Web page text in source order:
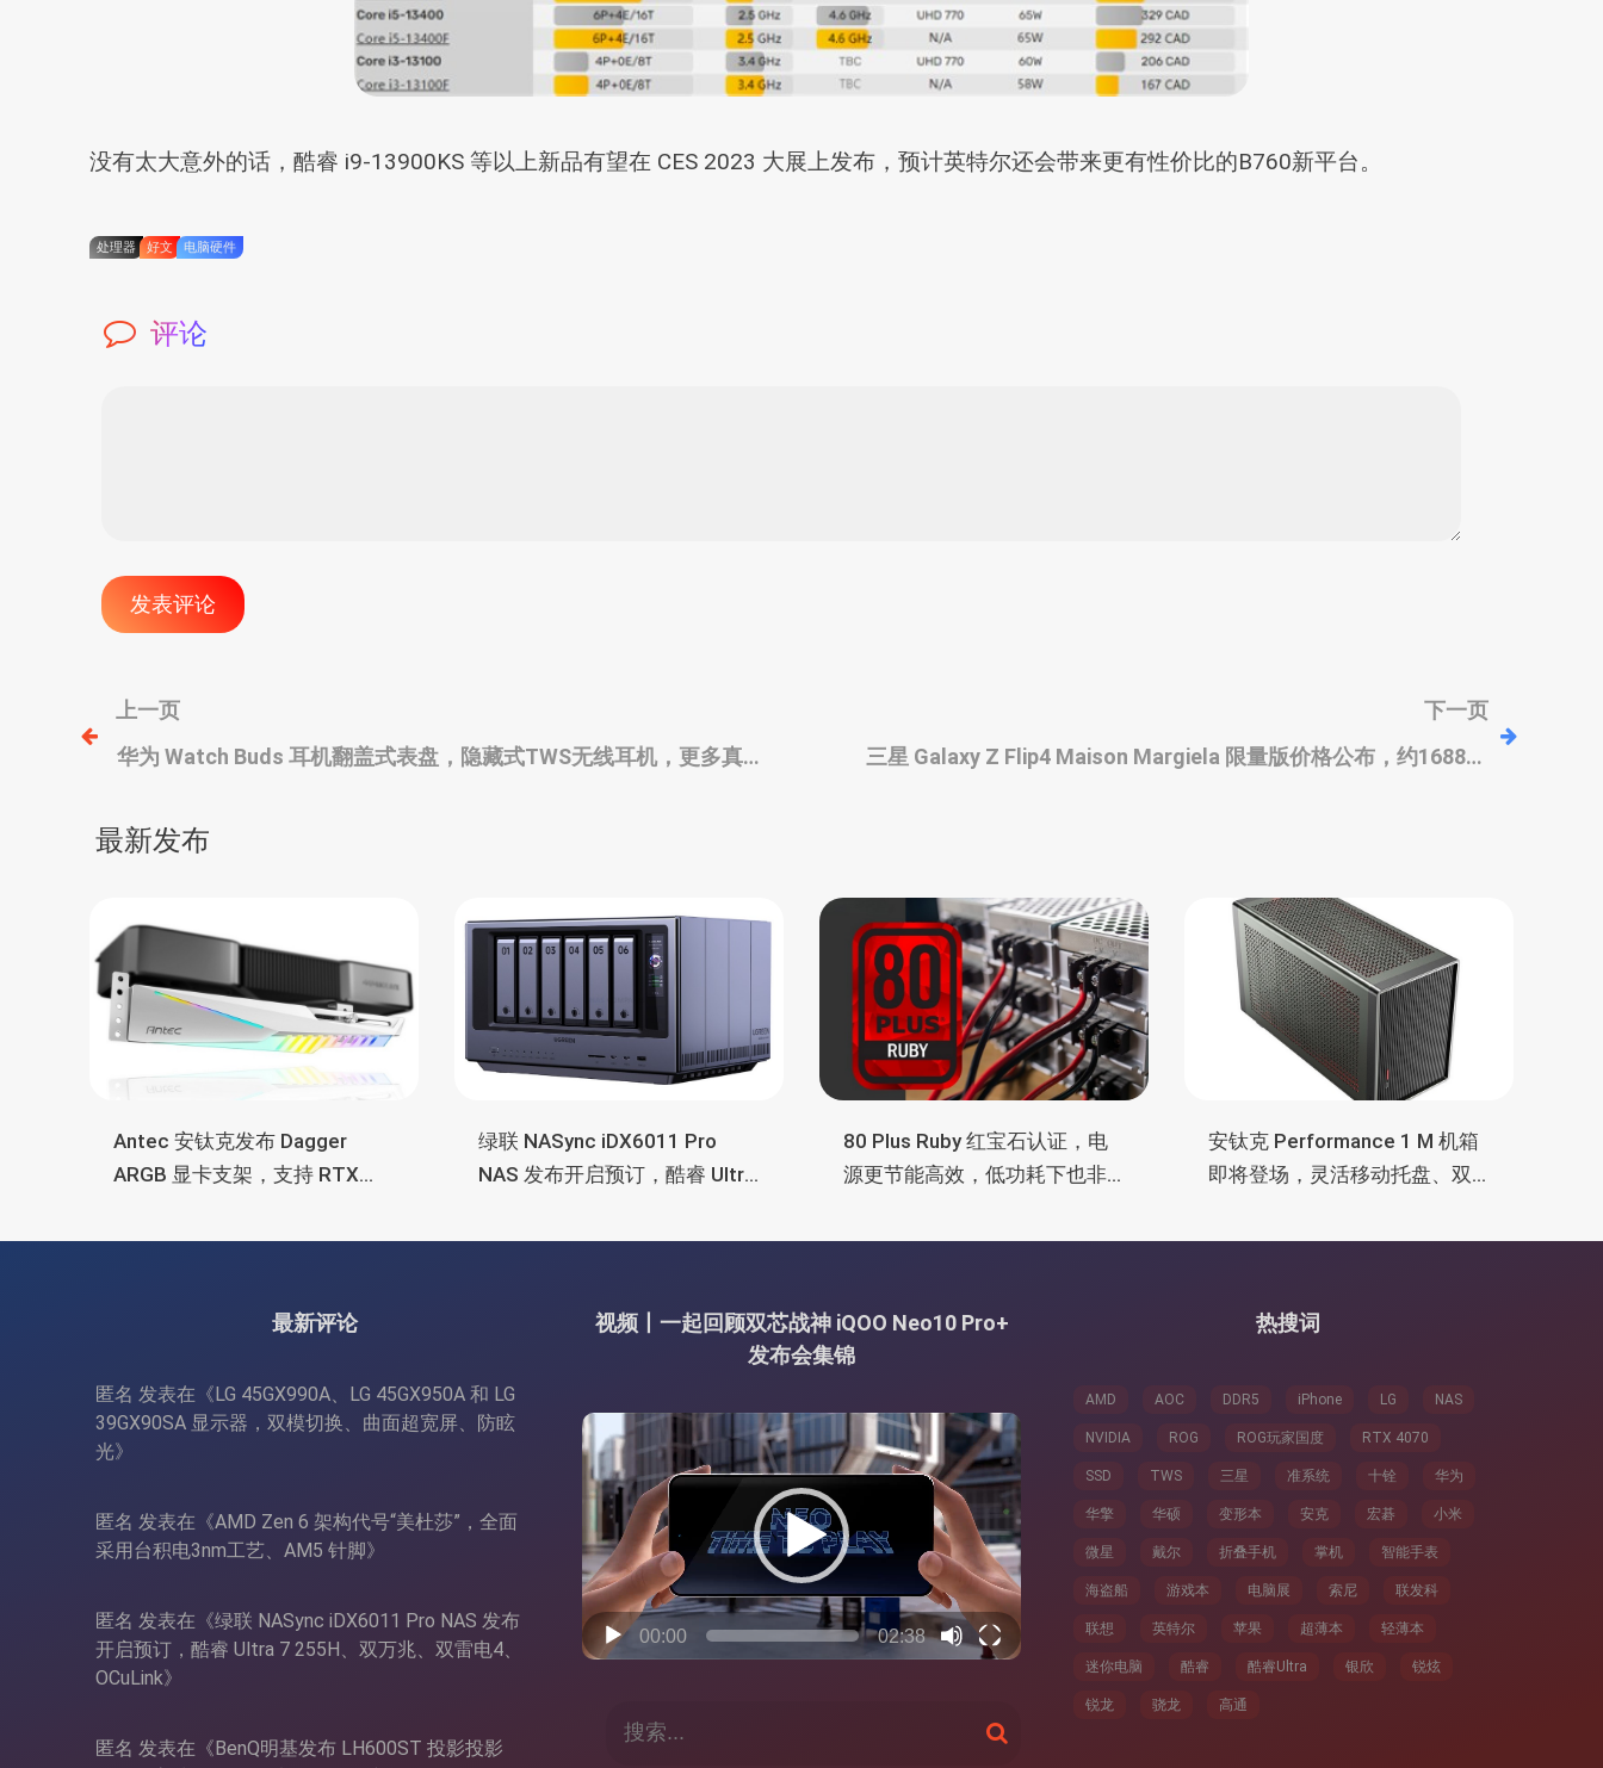
没有太大意外的话，酷睿 i9-13900KS 等以上新品有望在 CES 2023 大展上发布，预计英特尔还会带来更有性价比的B760新平台。
处理器 好文 电脑硬件
评论
文
章
导
上一页
华为 Watch Buds 耳机翻盖式表盘，隐藏式TWS无线耳机，更多真容
下一页
三星 Galaxy Z Flip4 Maison Margiela 限量版价格公布，约1688美
最新发布
Antec 安钛克发布 Dagger
ARGB 显卡支架，支持 RTX
灯效
绿联 NASync iDX6011 Pro
NAS 发布开启预订，酷睿 Ultra
OCuLink
80 Plus Ruby 红宝石认证，电
源更节能高效，低功耗下也非
安钛克 Performance 1 M 机箱
即将登场，灵活移动托盘、双
5090
最新评论
匿名 发表在《LG 45GX990A、LG 45GX950A 和 LG
39GX90SA 显示器，双模切换、曲面超宽屏、防眩
光》
匿名 发表在《AMD Zen 6 架构代号“美杜莎”，全面
采用台积电3nm工艺、AM5 针脚》
匿名 发表在《绿联 NASync iDX6011 Pro NAS 发布
开启预订，酷睿 Ultra 7 255H、双万兆、双雷电4、
OCuLink》
匿名 发表在《BenQ明基发布 LH600ST 投影投影
视频丨一起回顾双芯战神 iQOO Neo10 Pro+
发布会集锦
视
频
播
器
00:00 02:38
搜
索
热搜词
AMD AOC DDR5 iPhone LG NAS
NVIDIA ROG ROG玩家国度 RTX 4070
SSD TWS 三星 准系统 十铨 华为
华擎 华硕 变形本 安克 宏碁 小米
微星 戴尔 折叠手机 掌机 智能手表
海盗船 游戏本 电脑展 索尼 联发科
联想 英特尔 苹果 超薄本 轻薄本
迷你电脑 酷睿 酷睿Ultra 银欣 锐炫
锐龙 骁龙 高通